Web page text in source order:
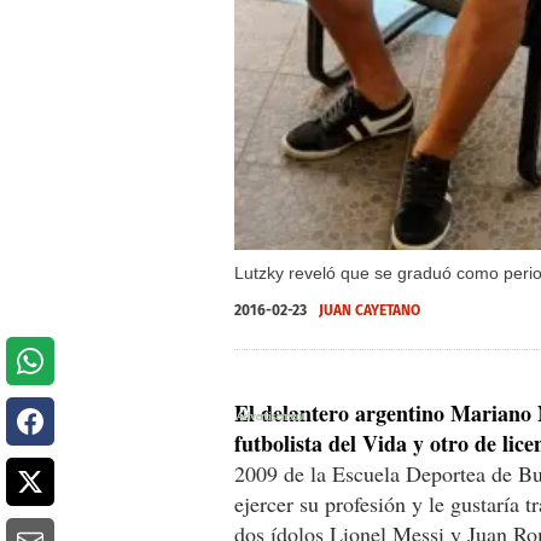
Lutzky reveló que se graduó como
2016-02-23 JUAN CAYETANO
El delantero argentino
futbolista del Vida y otro de
2009 de la Escuela Deportea de
ejercer su profesión y le gustaría
dos ídolos Lionel Messi y Juan